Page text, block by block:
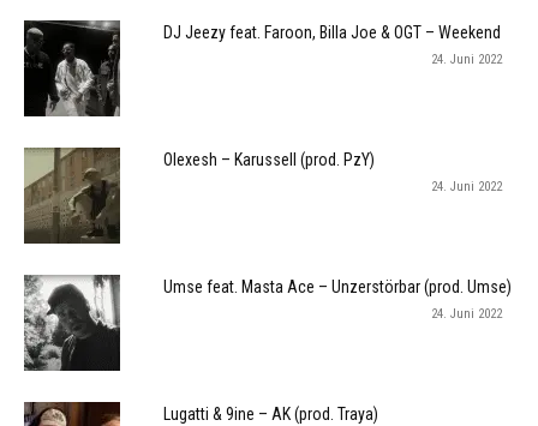
DJ Jeezy feat. Faroon, Billa Joe & OGT – Weekend
24. Juni 2022
Olexesh – Karussell (prod. PzY)
24. Juni 2022
Umse feat. Masta Ace – Unzerstörbar (prod. Umse)
24. Juni 2022
Lugatti & 9ine – AK (prod. Traya)